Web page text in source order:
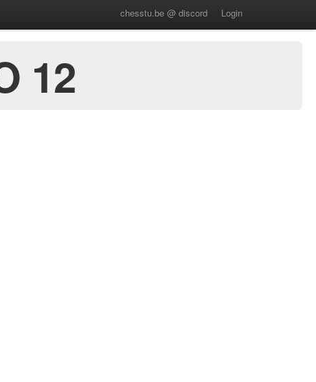
chesstu.be @ discord Login
12